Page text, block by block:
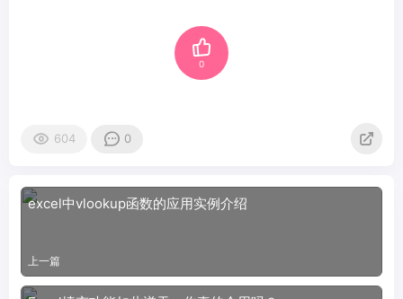
0
604 0
excel中vlookup函数的应用实例介绍
上一篇